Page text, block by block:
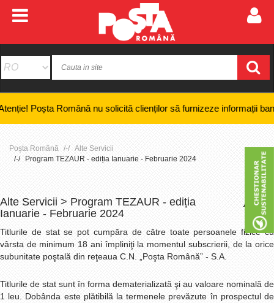
Română nu solicită clienților să furnizeze informații bancare
Poșta Română
Alte Servicii
Program TEZAUR - ediția Ianuarie - Februarie 2024
Alte Servicii > Program TEZAUR - ediția
Ianuarie - Februarie 2024
+
Titlurile de stat se pot cumpăra de către toate persoanele fizice cu
vârsta de minimum 18 ani împliniţi la momentul subscrierii, de la orice
subunitate poştală din reţeaua C.N. „Poşta Română” - S.A.
Titlurile de stat sunt în forma dematerializată şi au valoare nominală de
1 leu. Dobânda este plătibilă la termenele prevăzute în prospectul de